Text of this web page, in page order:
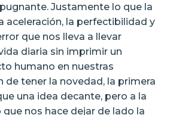
Justamente lo que la
aceleración, la perfectibilidad y
que nos lleva a llevar
diaria sin imprimir un
humano en nuestras
de tener la novedad, la primera
una idea decante, pero a la
nos hace dejar de lado la